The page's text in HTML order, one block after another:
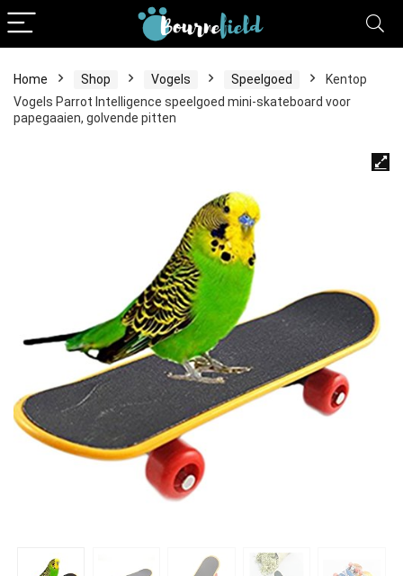
Home Shop Vogels Speelgoed
Kentop
Vogels Parrot Intelligence speelgoed mini-skateboard voor
papegaaien, golvende pitten